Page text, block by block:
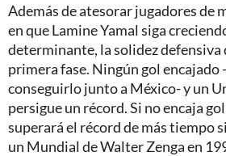
Además de atesorar jugadores de
en que Lamine Yamal siga
determinante, la solidez defensiva
primera fase. Ningún gol encajado
conseguirlo junto a México- y un
persigue un récord. Si no encaja
superará el récord de más tiempo
un Mundial de Walter Zenga en